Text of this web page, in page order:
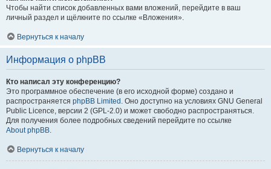
Чтобы найти список добавленных вами вложений, перейдите в ваш
личный раздел и щёлкните по ссылке «Вложения».
Вернуться к началу
Информация о phpBB
Кто написал эту конференцию?
Это программное обеспечение (в его исходной форме) создано и
распространяется phpBB Limited . Оно доступно на условиях GNU General
Public Licence, версии 2 (GPL-2.0) и может свободно распространяться.
Для получения более подробных сведений перейдите по ссылке
About phpBB.
Вернуться к началу